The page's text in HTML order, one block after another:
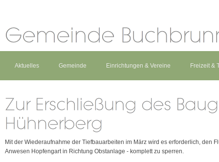
Aktuelles Gemeinde Einrichtungen & Vereine Freizeit &
Mit der Wiederaufnahme der Tiefbauarbeiten im März wird es erforderlich, den
Anwesen Hopfengart in Richtung Obstanlage - komplett zu sperren.